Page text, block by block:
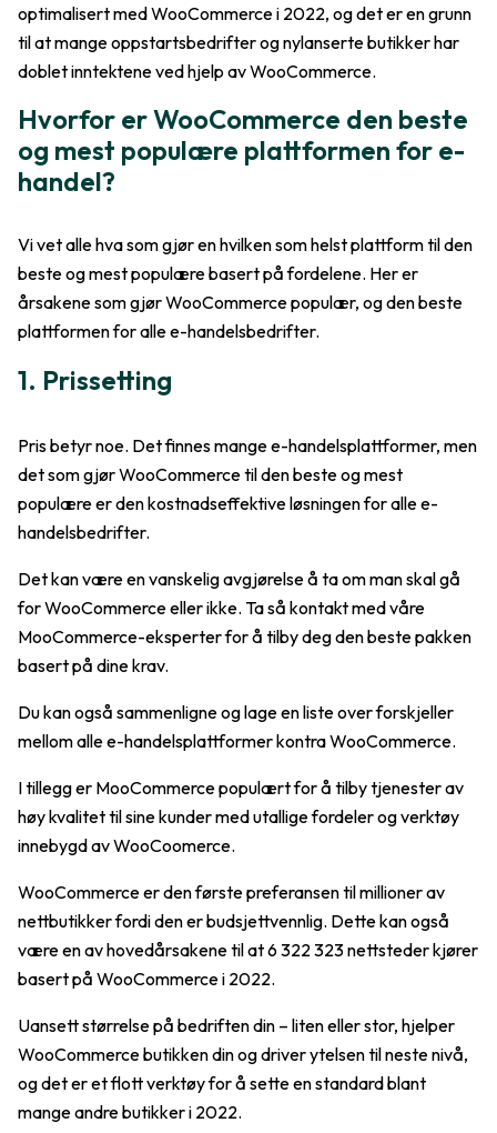
optimalisert med WooCommerce i 2022, og det er en grunn
til at mange oppstartsbedrifter og nylanserte butikker har
doblet inntektene ved hjelp av WooCommerce.
Hvorfor er WooCommerce den beste
og mest populære plattformen for e-
handel?
Vi vet alle hva som gjør en hvilken som helst plattform til den
beste og mest populære basert på fordelene. Her er
årsakene som gjør WooCommerce populær, og den beste
plattformen for alle e-handelsbedrifter.
1. Prissetting
Pris betyr noe. Det finnes mange e-handelsplattformer, men
det som gjør WooCommerce til den beste og mest
populære er den kostnadseffektive løsningen for alle e-
handelsbedrifter.
Det kan være en vanskelig avgjørelse å ta om man skal gå
for WooCommerce eller ikke. Ta så kontakt med våre
MooCommerce-eksperter for å tilby deg den beste pakken
basert på dine krav.
Du kan også sammenligne og lage en liste over forskjeller
mellom alle e-handelsplattformer kontra WooCommerce.
I tillegg er MooCommerce populært for å tilby tjenester av
høy kvalitet til sine kunder med utallige fordeler og verktøy
innebygd av WooCoomerce.
WooCommerce er den første preferansen til millioner av
nettbutikker fordi den er budsjettvennlig. Dette kan også
være en av hovedårsakene til at 6 322 323 nettsteder kjører
basert på WooCommerce i 2022.
Uansett størrelse på bedriften din – liten eller stor, hjelper
WooCommerce butikken din og driver ytelsen til neste nivå,
og det er et flott verktøy for å sette en standard blant
mange andre butikker i 2022.